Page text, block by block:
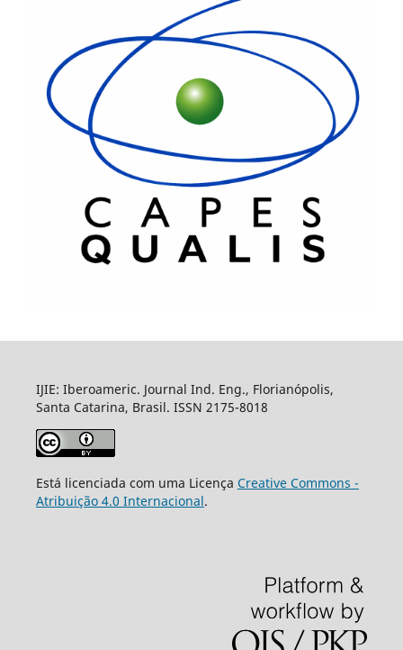
IJIE: Iberoameric. Journal Ind. Eng., Florianópolis,
Santa Catarina, Brasil. ISSN 2175-8018
Está licenciada com uma Licença Creative Commons -
Atribuição 4.0 Internacional.